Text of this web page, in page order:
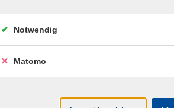
Notwendig
Matomo